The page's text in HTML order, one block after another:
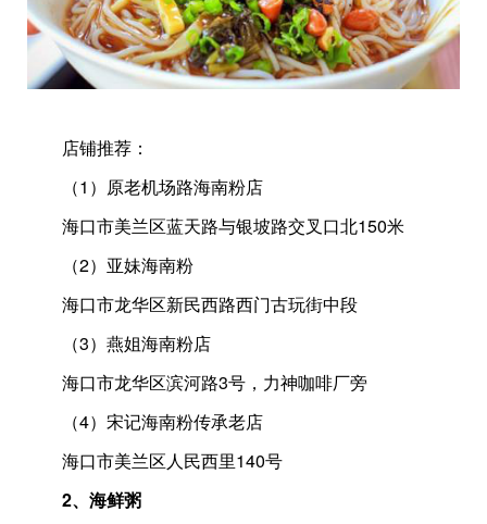
店铺推荐：
（1）原老机场路海南粉店
海口市美兰区蓝天路与银坡路交叉口北150米
（2）亚妹海南粉
海口市龙华区新民西路西门古玩街中段
（3）燕姐海南粉店
海口市龙华区滨河路3号，力神咖啡厂旁
（4）宋记海南粉传承老店
海口市美兰区人民西里140号
2、海鲜粥